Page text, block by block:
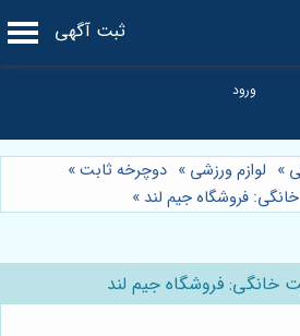
ثبت آگهی
» لوازم ورزشی » دوچرخه ثابت»
فروشگاه جیم لند »
خانگی: فروشگاه جیم لند